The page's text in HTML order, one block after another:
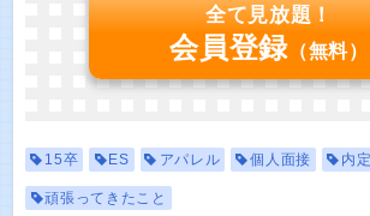
全て見放題！
会員登録 （無料）
15卒 ES アパレル 個人面接 内定
頑張ってきたこと